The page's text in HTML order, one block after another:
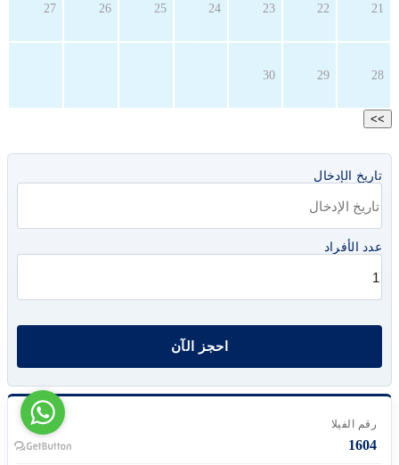
21
22
23
24
25
26
27
28
29
30
>>
تاريخ الإدخال
عدد الأفراد
رقم الفيلا
1604